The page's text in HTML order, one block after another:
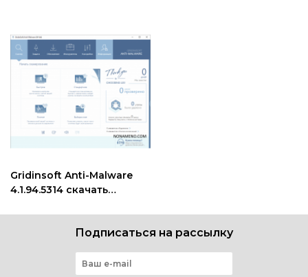
Gridinsoft Anti-Malware
4.1.94.5314 скачать
шпионских модулей
Подписаться на рассылку